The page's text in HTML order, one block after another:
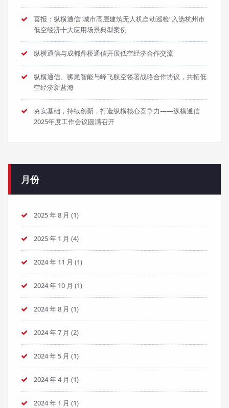
喜报：纵横通信“城市高层建筑无人机自动巡检”入选杭州市
低空经济十大应用场景典型案例
纵横通信与成都鼎桥通信开展低空经济合作交流
纵横通信、狮尾智能与峰飞航空签署战略合作协议，共拓低
空经济新蓝海
夯实基础，持续创新，打造纵横核心竞争力——纵横通信
2025年度工作会议圆满召开
月份
2025 年 8 月 (1)
2025 年 1 月 (4)
2024 年 11 月 (1)
2024 年 10 月 (1)
2024 年 8 月 (1)
2024 年 7 月 (2)
2024 年 5 月 (1)
2024 年 4 月 (1)
2024 年 1 月 (1)